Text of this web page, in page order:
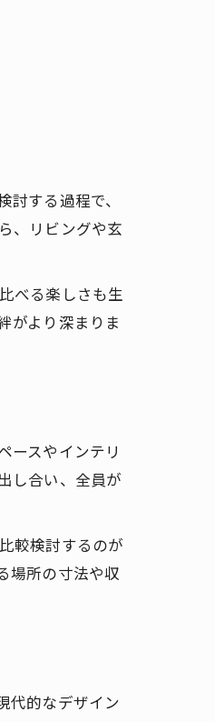
する過程で、
、リビングや玄
べる楽しさも生
がより深まりま
ースやインテリ
し合い、全員が
較検討するのが
場所の寸法や収
代的なデザイン